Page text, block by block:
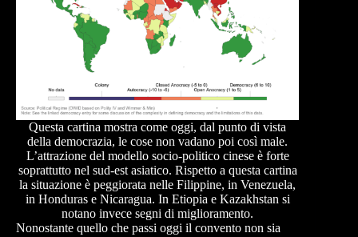
Questa cartina mostra come oggi, dal punto di vista
della democrazia, le cose non vadano poi così male.
L’attrazione del modello socio-politico cinese è forte
soprattutto nel sud-est asiatico. Rispetto a questa cartina
la situazione è peggiorata nelle Filippine, in Venezuela,
in Honduras e Nicaragua. In Etiopia e Kazakhstan si
notano invece segni di miglioramento.
Nonostante quello che passi oggi il convento non sia